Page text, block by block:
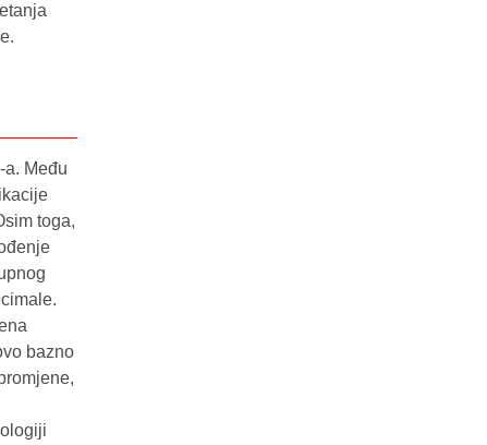
Među
toga,
bazno